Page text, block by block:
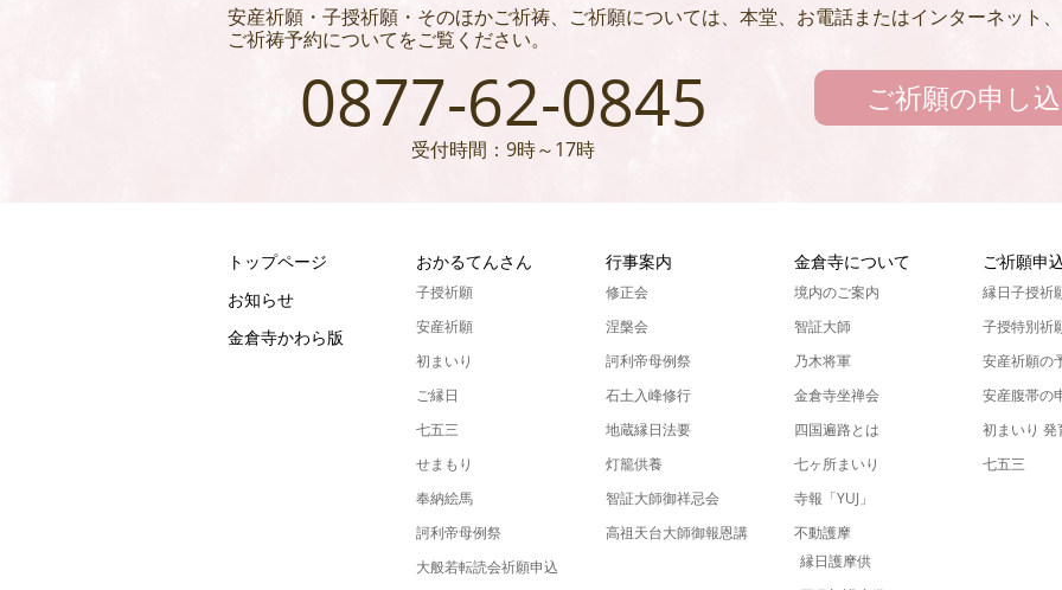
安産祈願・子授祈願・そのほかご祈祷、ご祈願については、本堂、お電話またはインターネット
ご祈祷予約についてをご覧ください。
0877-62-0845
受付時間：9時～17時
ご祈願の申し
トップページ
お知らせ
金倉寺かわら版
おかるてんさん
子授祈願
安産祈願
初まいり
ご縁日
七五三
せまもり
奉納絵馬
訶利帝母例祭
大般若転読会祈願申込
行事案内
修正会
涅槃会
訶利帝母例祭
石土入峰修行
地蔵縁日法要
灯籠供養
智証大師御祥忌会
高祖天台大師御報恩講
金倉寺について
境内のご案内
智証大師
乃木将軍
金倉寺坐禅会
四国遍路とは
七ヶ所まいり
寺報「YUJ」
不動護摩
縁日護摩供
ご祈願申
縁日子授祈
子授特別祈
安産祈願の
安産腹帯の
初まいり
七五三